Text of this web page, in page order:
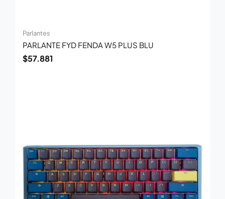
Parlantes
PARLANTE FYD FENDA W5 PLUS BLU
$57.881